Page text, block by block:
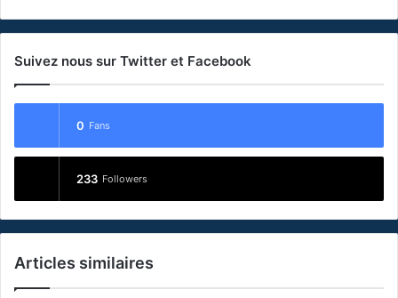
Suivez nous sur Twitter et Facebook
0 Fans
233 Followers
Articles similaires